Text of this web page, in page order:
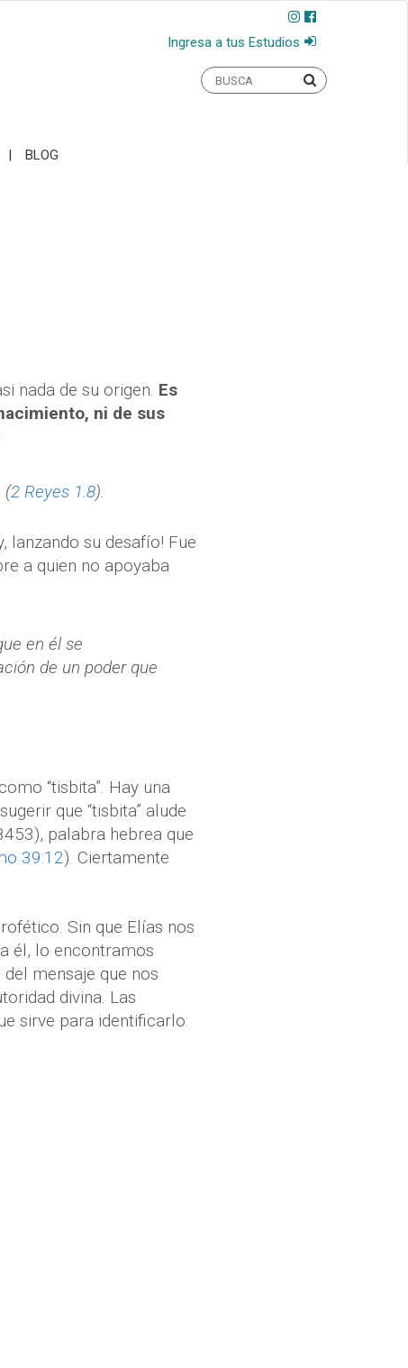
Ingresa a tus Estudios
BLOG
nada de su origen. Es
ni de sus
(2 Reyes 1.8).
lanzando su desafío! Fue
a quien no apoyaba
en él se
de un poder que
“tisbita”. Hay una
que “tisbita” alude
palabra hebrea que
39:12). Ciertamente
Sin que Elías nos
él, lo encontramos
mensaje que nos
divina. Las
sirve para identificarlo: